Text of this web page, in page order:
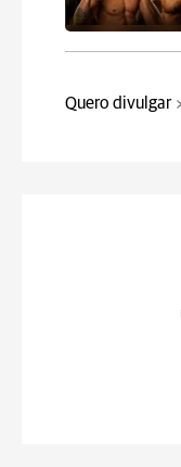
Quero divulgar